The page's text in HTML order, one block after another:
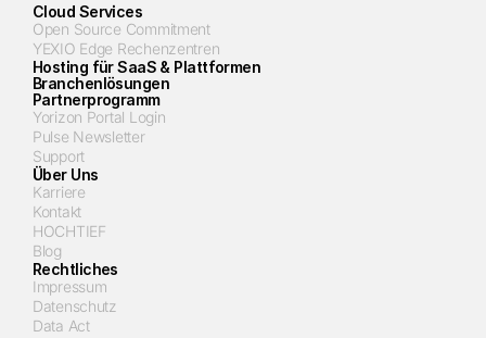
Cloud Services
Open Source Commitment
YEXIO Edge Rechenzentren
Hosting für SaaS & Plattformen
Branchenlösungen
Partnerprogramm
Yorizon Portal Login
Pulse Newsletter
Support
Über Uns
Karriere
Kontakt
HOCHTIEF
Blog
Rechtliches
Impressum
Datenschutz
Data Act